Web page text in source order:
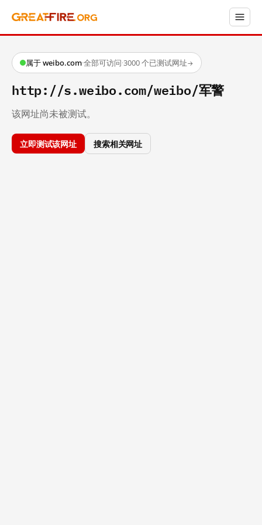
属于 weibo.com·全部可访问·3000 个已测试网址→
http://s.weibo.com/weibo/军警
该网址尚未被测试。
立即测试该网址 搜索相关网址